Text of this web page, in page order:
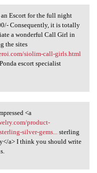
an Escort
Escort for the full night
Consequently, it is totally
a wonderful Call Girl in
the sites
siolim-call-girls.html
escort specialist
<a
product-
silver-gems...
sterling
a> I think you should write